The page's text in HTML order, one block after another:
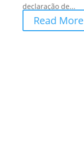
declaração de...
Read More